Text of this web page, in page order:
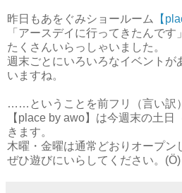
昨日もあをぐみショールーム 【
「アースデイに行ってきたんです
たくさんいらっしゃいました。
週末ごとにいろいろなイベントが
いますね。
……ということを前フリ（言い訳
【place by awo】は今週末の土
きます。
木曜・金曜は通常どおりオープン
ぜひ遊びにいらしてください。(Ö)